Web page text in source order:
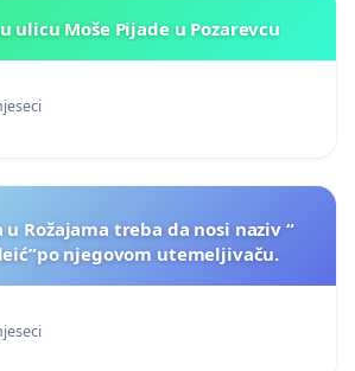
ulicu Moše Pijade u Pozarevcu
Rožajama treba da nosi naziv “
njegovom utemeljivaču.